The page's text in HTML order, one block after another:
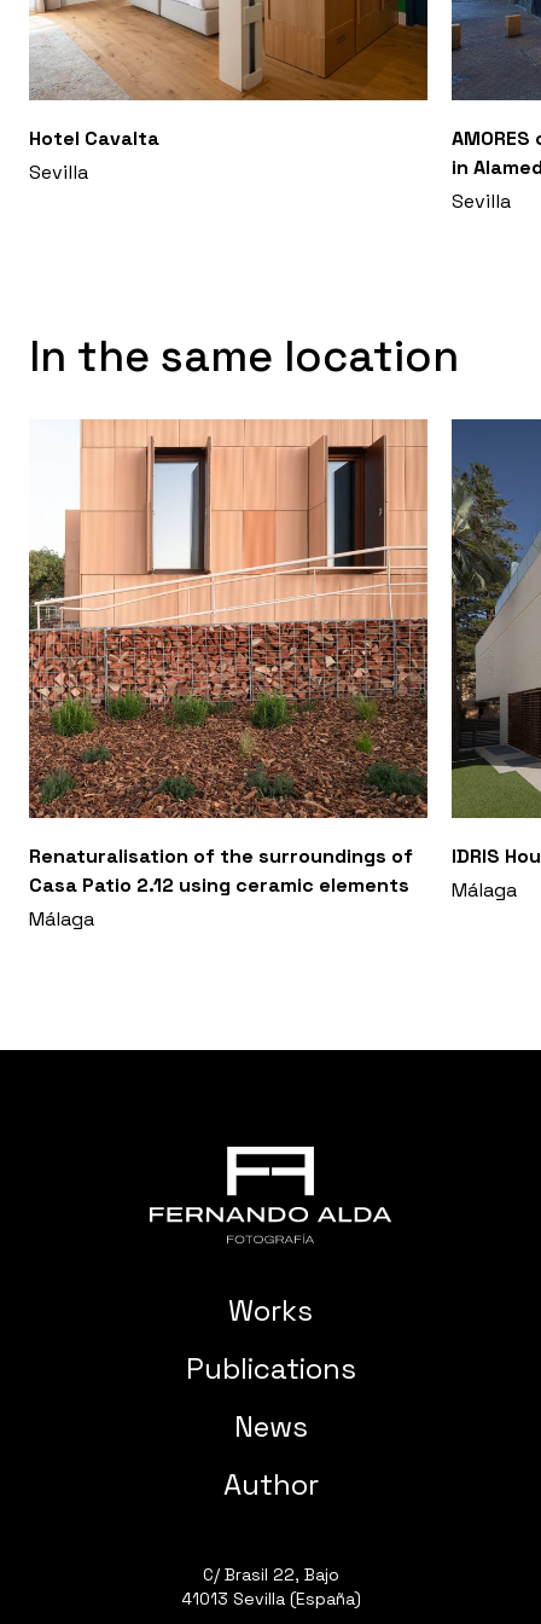
Hotel Cavalta
Sevilla
in
Sevilla
In the same location
Renaturalisation of the surroundings of
Casa Patio 2.12 using ceramic elements
Málaga
IDRIS
Málaga
Works
Publications
News
Author
C/ Brasil 22, Bajo
41013 Sevilla (España)